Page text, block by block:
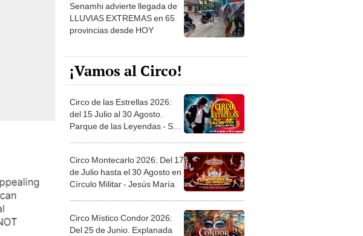
Senamhi advierte llegada de
LLUVIAS EXTREMAS en 65
provincias desde HOY
¡Vamos al Circo!
Circo de las Estrellas 2026:
del 15 Julio al 30 Agosto.
Parque de las Leyendas - San
Circo Montecarlo 2026: Del 17
de Julio hasta el 30 Agosto en
Círculo Militar - Jesús María
Circo Místico Condor 2026:
Del 25 de Junio. Explanada